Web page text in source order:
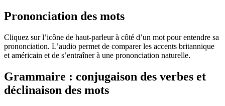
Prononciation des mots
Cliquez sur l’icône de haut-parleur à côté d’un mot pour entendre sa
prononciation. L’audio permet de comparer les accents britannique
et américain et de s’entraîner à une prononciation naturelle.
Grammaire : conjugaison des verbes et
déclinaison des mots